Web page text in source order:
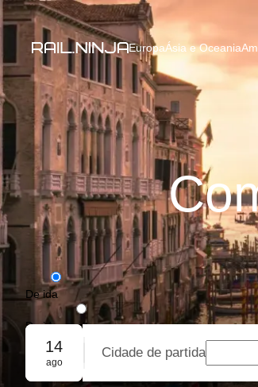
EuropaÁsia e Oceania
De ida
De ida e volta
Reserva em grupo
14
ago
Cidade de partida